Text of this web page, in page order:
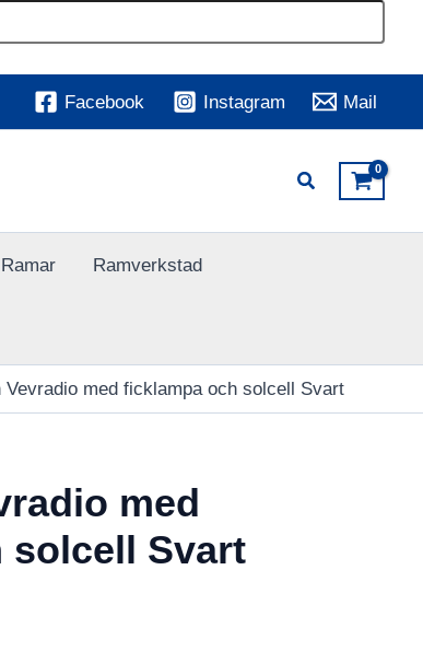
Facebook Instagram Mail
Ramar Ramverkstad
Vevradio med ficklampa och solcell Svart
med
solcell Svart